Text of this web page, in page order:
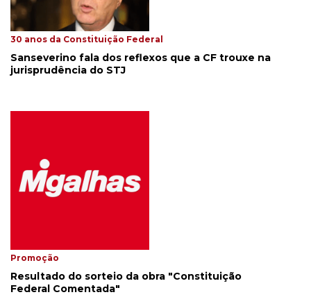
30 anos da Constituição Federal
Sanseverino fala dos reflexos que a CF trouxe na
jurisprudência do STJ
Promoção
Resultado do sorteio da obra "Constituição
Federal Comentada"